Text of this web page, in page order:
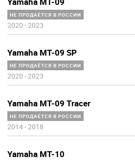
НЕ ПРОДАЁТСЯ В РОССИИ
2020 -2023
Yamaha MT-09 SP
НЕ ПРОДАЁТСЯ В РОССИИ
2020 -2023
Yamaha MT-09 Tracer
НЕ ПРОДАЁТСЯ В РОССИИ
2014-2018
Yamaha MT-10